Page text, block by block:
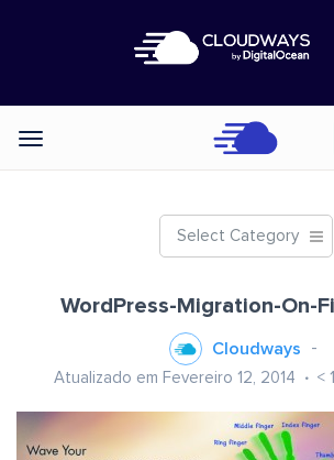
Categories
Select Category
WordPress-Migration-On-
Cloudways
Atualizado em Fevereiro 12, 2014 < 1